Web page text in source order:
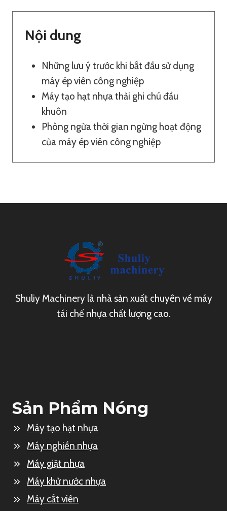
Nội dung
Những lưu ý trước khi bắt đầu sử dụng
máy ép viên công nghiệp
Máy tạo hạt nhựa thải ghi chú đầu
khuôn
Phòng ngừa thời gian ngừng hoạt động
của máy ép viên công nghiệp
Shuliy Machinery là nhà sản xuất chuyên về máy
tái chế nhựa chất lượng cao.
Sản Phẩm Nóng
Máy tạo hạt nhựa
Máy nghiền nhựa
Máy giặt nhựa
Máy khử nước nhựa
Máy cắt viên